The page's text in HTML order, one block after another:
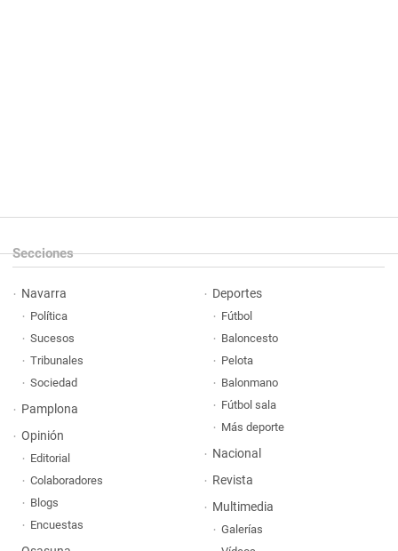
Secciones
Navarra
Política
Sucesos
Tribunales
Sociedad
Pamplona
Opinión
Editorial
Colaboradores
Blogs
Encuestas
Deportes
Fútbol
Baloncesto
Pelota
Balonmano
Fútbol sala
Más deporte
Nacional
Revista
Multimedia
Galerías